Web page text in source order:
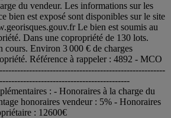
du vendeur. Les informations sur les
bien est exposé sont disponibles sur le site
Le bien est soumis au
Dans une copropriété de 130 lots.
cours. Environ 3 000 € de charges
Référence à rappeler : 4892 - MCO
: - Honoraires à la charge du
honoraires vendeur : 5% - Honoraires
: 12600€